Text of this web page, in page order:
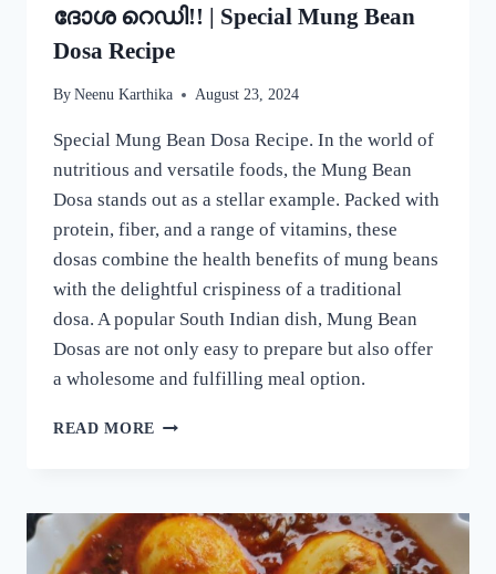
ദോശ റെഡി!! | Special Mung Bean
Dosa Recipe
By Neenu Karthika August 23, 2024
Special Mung Bean Dosa Recipe. In the world of
nutritious and versatile foods, the Mung Bean
Dosa stands out as a stellar example. Packed with
protein, fiber, and a range of vitamins, these
dosas combine the health benefits of mung beans
with the delightful crispiness of a traditional
dosa. A popular South Indian dish, Mung Bean
Dosas are not only easy to prepare but also offer
a wholesome and fulfilling meal option.
READ MORE ദോശക്ക്
ചെറുപയർ
കൊണ്ട്
ഒരു